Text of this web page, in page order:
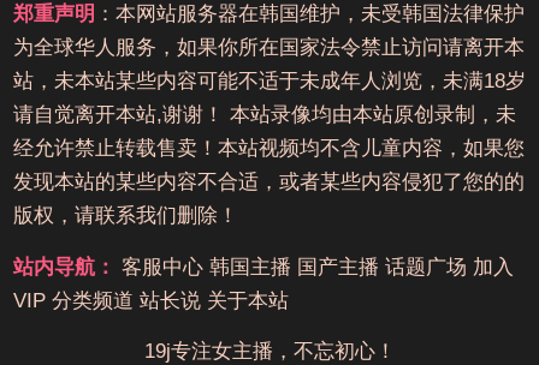
郑重声明 ：本网站服务器在韩国维护，未受韩国法律保护
为全球华人服务，如果你所在国家法令禁止访问请离开本
站，未本站某些内容可能不适于未成年人浏览，未满18岁
请自觉离开本站,谢谢！ 本站录像均由本站原创录制，未
经允许禁止转载售卖！本站视频均不含儿童内容，如果您
发现本站的某些内容不合适，或者某些内容侵犯了您的的
版权，请联系我们删除！
站内导航： 客服中心 韩国主播 国产主播 话题广场 加入
VIP 分类频道 站长说 关于本站
19j专注女主播，不忘初心！